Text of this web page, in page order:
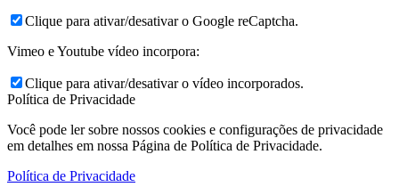
Clique para ativar/desativar o Google reCaptcha.
Vimeo e Youtube vídeo incorpora:
Clique para ativar/desativar o vídeo incorporados.
Política de Privacidade
Você pode ler sobre nossos cookies e configurações de privacidade
em detalhes em nossa Página de Política de Privacidade.
Política de Privacidade